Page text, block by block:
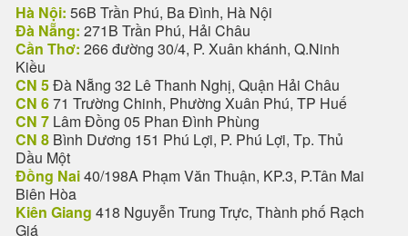
Hà Nội: 56B Trần Phú, Ba Đình, Hà Nội
Đà Nẵng: 271B Trần Phú, Hải Châu
Cần Thơ: 266 đường 30/4, P. Xuân khánh, Q.Ninh
Kiều
CN 5Đà Nẵng 32 Lê Thanh Nghị, Quận Hải Châu
CN 671 Trường Chinh, Phường Xuân Phú, TP Huế
CN 7 Lâm Đồng 05 Phan Đình Phùng
CN 8 Bình Dương 151 Phú Lợi, P. Phú Lợi, Tp. Thủ
Dầu Một
Đồng Nai40/198A Phạm Văn Thuận, KP.3, P.Tân Mai
Biên Hòa
Kiên Giang 418 Nguyễn Trung Trực, Thành phố Rạch
Giá